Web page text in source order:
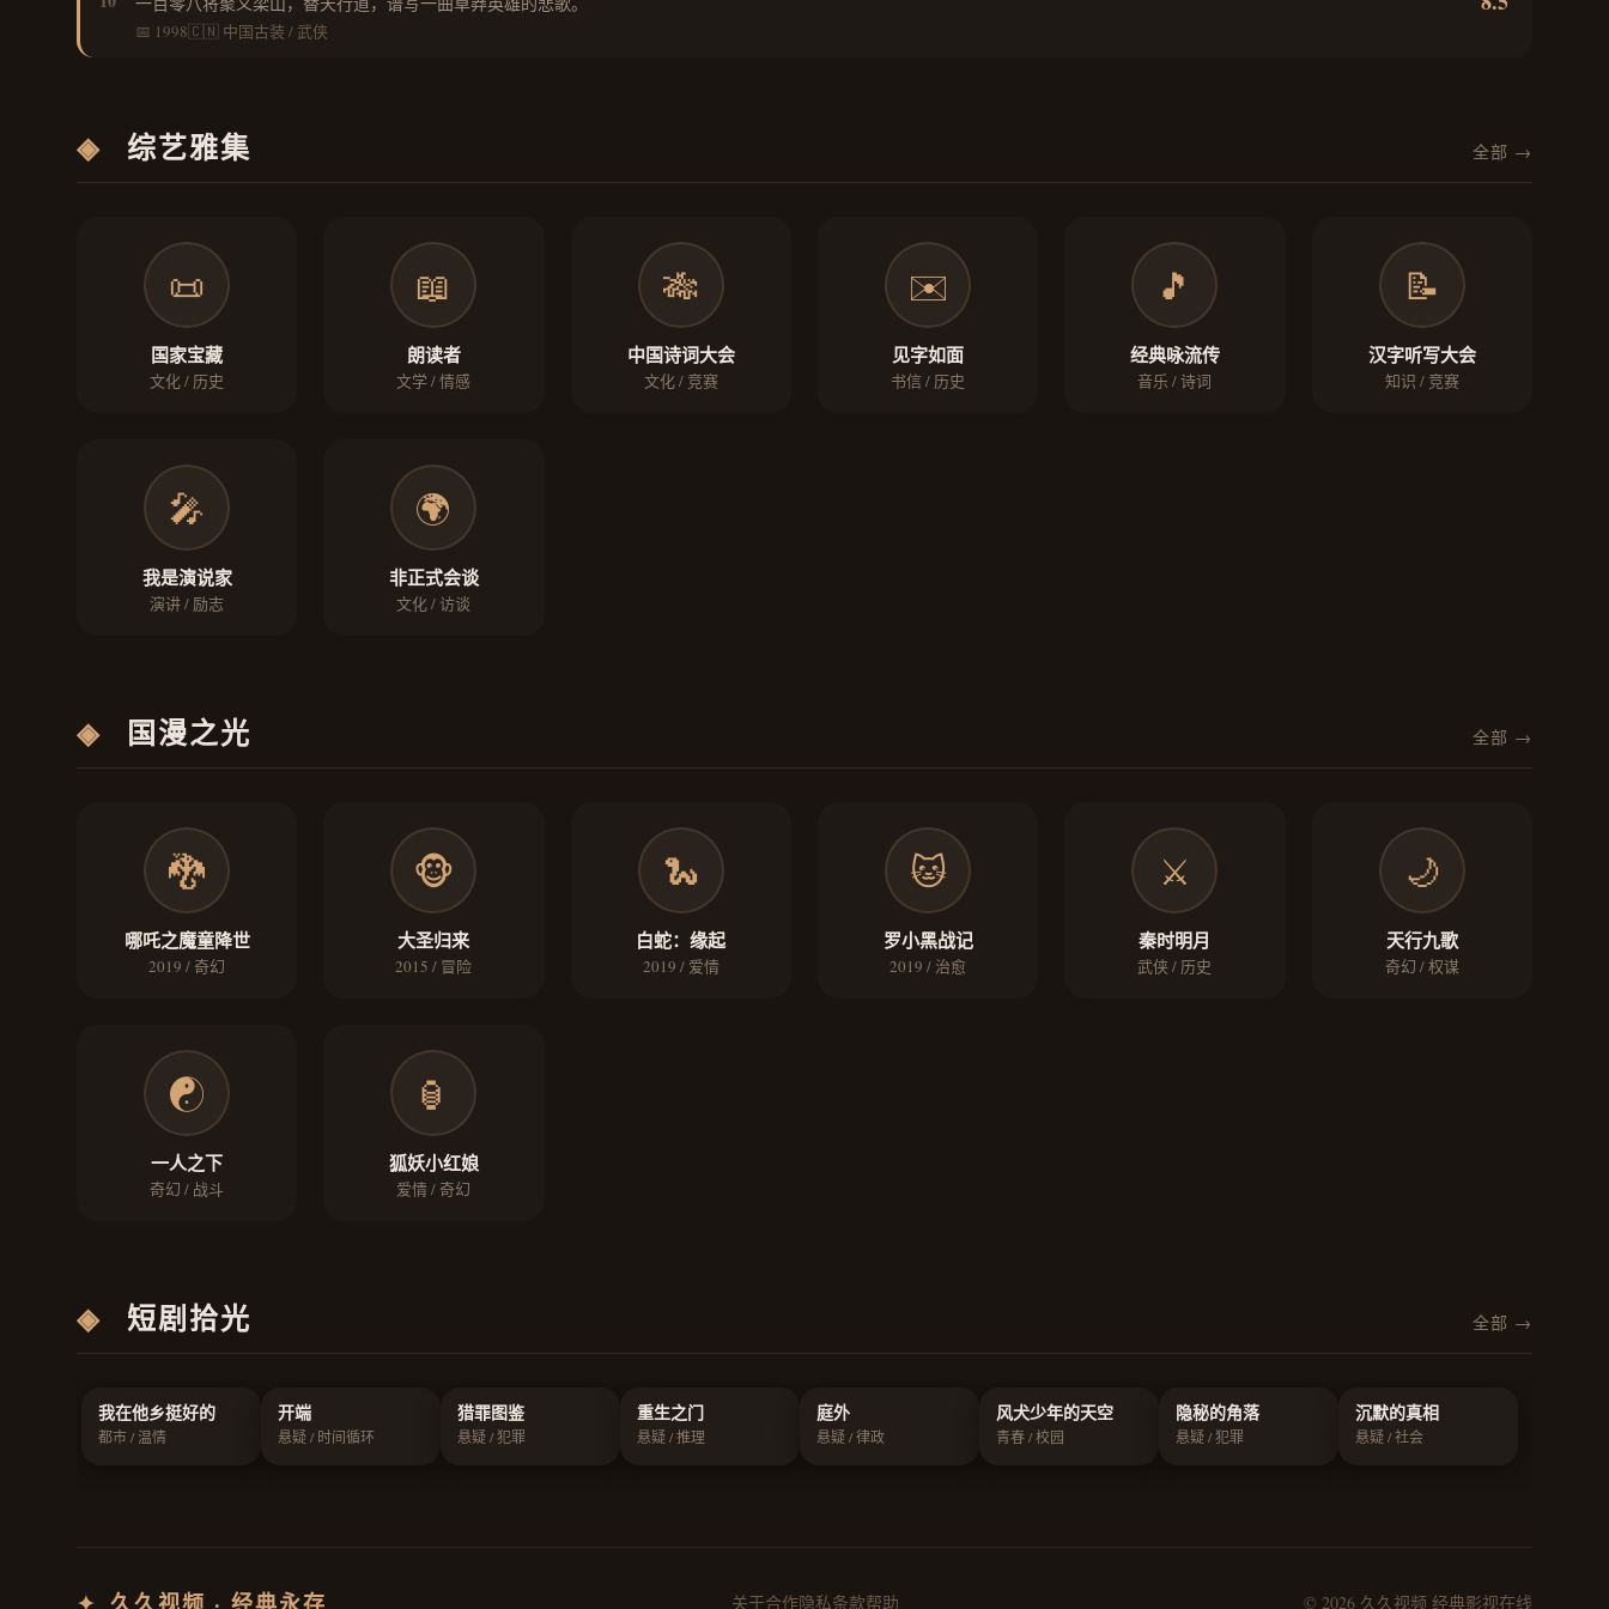
📅 1998🇨🇳 中国古装 / 武侠
◈ 综艺雅集 全部 →
📜
国家宝藏
文化 / 历史
📖
朗读者
文学 / 情感
🎋
中国诗词大会
文化 / 竞赛
✉️
见字如面
书信 / 历史
🎵
经典咏流传
音乐 / 诗词
📝
汉字听写大会
知识 / 竞赛
🎤
我是演说家
演讲 / 励志
🌍
非正式会谈
文化 / 访谈
◈ 国漫之光 全部 →
🐉
哪吒之魔童降世
2019 / 奇幻
🐵
大圣归来
2015 / 冒险
🐍
白蛇：缘起
2019 / 爱情
🐱
罗小黑战记
2019 / 治愈
⚔️
秦时明月
武侠 / 历史
🌙
天行九歌
奇幻 / 权谋
☯️
一人之下
奇幻 / 战斗
🏮
狐妖小红娘
爱情 / 奇幻
◈ 短剧拾光 全部 →
我在他乡挺好的
都市 / 温情
开端
悬疑 / 时间循环
猎罪图鉴
悬疑 / 犯罪
重生之门
悬疑 / 推理
庭外
悬疑 / 律政
风犬少年的天空
青春 / 校园
隐秘的角落
悬疑 / 犯罪
沉默的真相
悬疑 / 社会
关于合作隐私条款帮助 © 2026 久久视频 经典影视在线